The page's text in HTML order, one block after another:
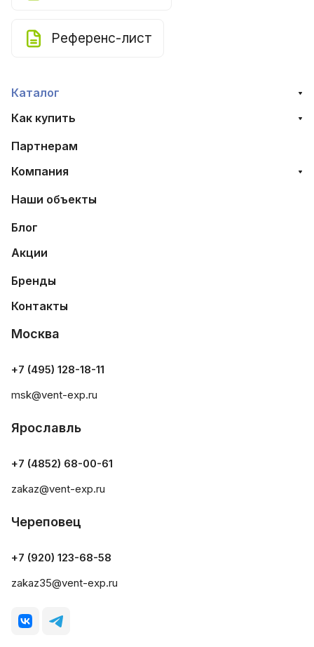
Референс-лист
Каталог
Как купить
Партнерам
Компания
Наши объекты
Блог
Акции
Бренды
Контакты
Москва
+7 (495) 128-18-11
msk@vent-exp.ru
Ярославль
+7 (4852) 68-00-61
zakaz@vent-exp.ru
Череповец
+7 (920) 123-68-58
zakaz35@vent-exp.ru